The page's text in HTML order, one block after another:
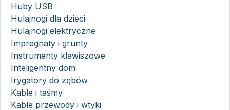
Huby USB
Hulajnogi dla dzieci
Hulajnogi elektryczne
Impregnaty i grunty
Instrumenty klawiszowe
Inteligentny dom
Irygatory do zębów
Kable i taśmy
Kable przewody i wtyki